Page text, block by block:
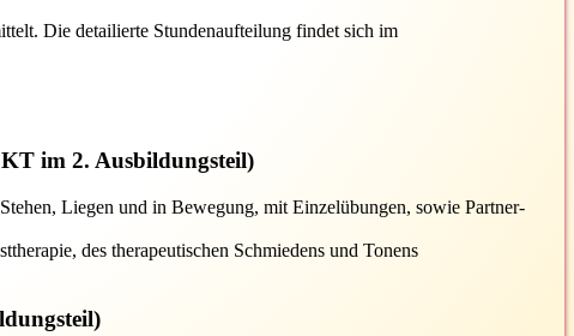
Die detailierte Stundenaufteilung findet sich im
im 2. Ausbildungsteil)
Liegen und in Bewegung, mit Einzelübungen, sowie Partner-
des therapeutischen Schmiedens und Tonens